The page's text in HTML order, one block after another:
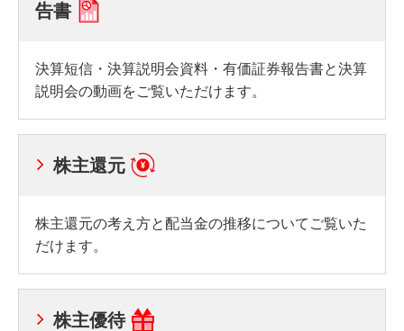
告書
決算短信・決算説明会資料・有価証券報告書と決算
説明会の動画をご覧いただけます。
株主還元
株主還元の考え方と配当金の推移についてご覧いた
だけます。
株主優待